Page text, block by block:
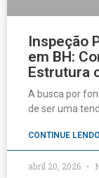
Inspeção
em BH:
Estrutura
A busca por
de ser uma
CONTINUE
abril 20, 2026